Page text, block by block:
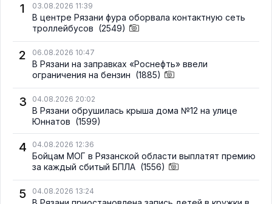
1
03.08.2026 11:39
В центре Рязани фура оборвала контактную сеть
троллейбусов (2549)
2 06.08.2026 10:47
В Рязани на заправках «Роснефть» ввели
ограничения на бензин (1885)
3 04.08.2026 20:02
В Рязани обрушилась крыша дома №12 на улице
Юннатов (1599)
4 04.08.2026 12:36
Бойцам МОГ в Рязанской области выплатят премию
за каждый сбитый БПЛА (1556)
5 04.08.2026 13:24